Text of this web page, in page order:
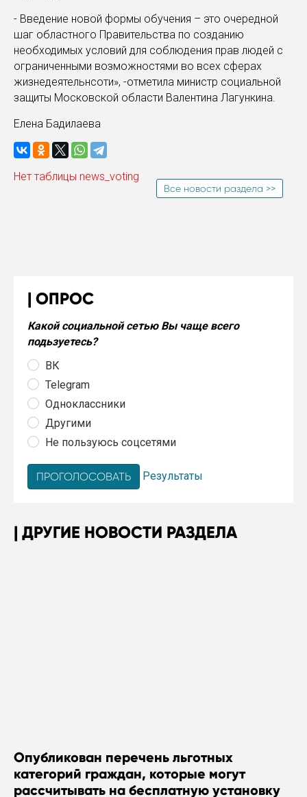
- Введение новой формы обучения – это очередной
шаг областного Правительства по созданию
необходимых условий для соблюдения прав людей с
ограниченными возможностями во всех сферах
жизнедеятельнсоти», -отметила министр социальной
защиты Московской области Валентина Лагункина.
Елена Бадилаева
Нет таблицы news_voting
Все новости раздела >>
ОПРОС
Какой социальной сетью Вы чаще всего
подьзуетесь?
ВК
Telegram
Одноклассники
Другими
Не пользуюсь соцсетями
Результаты
ДРУГИЕ НОВОСТИ РАЗДЕЛА
Опубликован перечень льготных
категорий граждан, которые могут
рассчитывать на бесплатную установку